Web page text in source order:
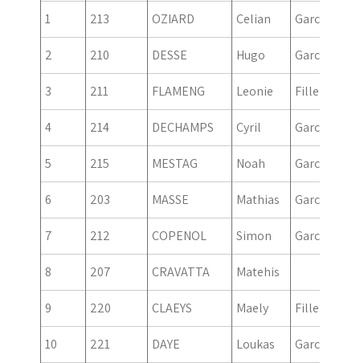
1 213 OZIARD Celian Garcon
2 210 DESSE Hugo Garcon
3 211 FLAMENG Leonie Fille
4 214 DECHAMPS Cyril Garcon
5 215 MESTAG Noah Garcon
6 203 MASSE Mathias Garcon
7 212 COPENOL Simon Garcon
8 207 CRAVATTA Matehis
9 220 CLAEYS Maely Fille
10 221 DAYE Loukas Garcon